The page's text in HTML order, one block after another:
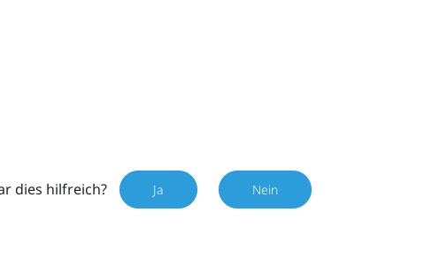
dies hilfreich? Ja Nein